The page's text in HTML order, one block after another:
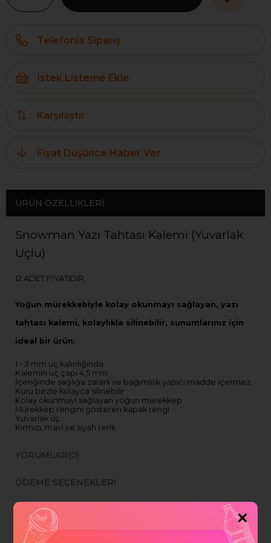
Telefonla Sipariş
İstek Listeme Ekle
Karşılaştır
Fiyat Düşünce Haber Ver
ÜRÜN ÖZELLIKLERI
Snowman Yazı Tahtası Kalemi (Yuvarlak
Uçlu)
12 ADET FİYATIDIR.
Yoğun mürekkebiyle kolay okunmayı sağlayan, yazı
tahtası kalemi, kolaylıkla silinebilir, sunumlarınız için
ideal bir ürün.
1 - 3 mm uç kalınlığında
Kalemin uç çapı 4,5 mm
İçeriğinde sağlığa zararlı ve bağımlılık yapıcı madde içermez.
Kuru bezle kolayca silinebilir
Kolay okunmayı sağlayan yoğun mürekkep
Mürekkep rengini gösteren kapak rengi
Yuvarlak uç
Kırmızı, mavi ve siyah renk
YORUMLAR(0)
ÖDEME SEÇENEKLERI
ÜRÜN ÖNERILERI ×